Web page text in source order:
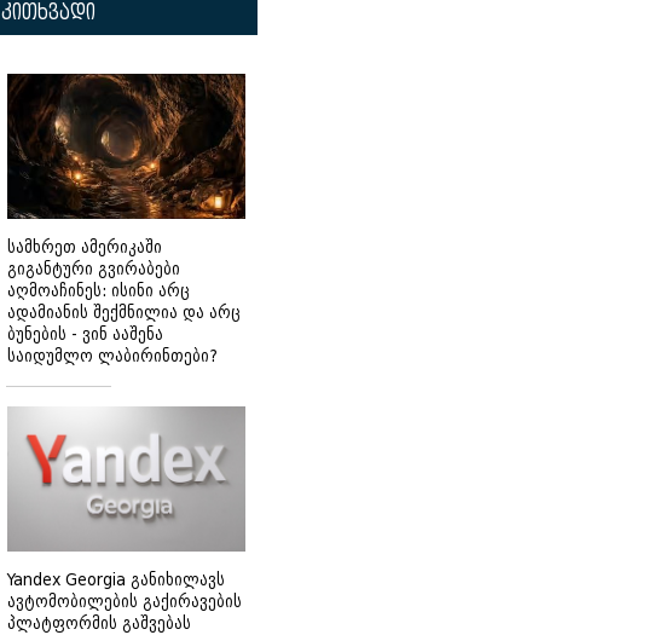
კითხვადი
სამხრეთ ამერიკაში
გიგანტური გვირაბები
აღმოაჩინეს: ისინი არც
ადამიანის შექმნილია და არც
ბუნების - ვინ ააშენა
საიდუმლო ლაბირინთები?
Yandex Georgia განიხილავს
ავტომობილების გაქირავების
პლატფორმის გაშვებას